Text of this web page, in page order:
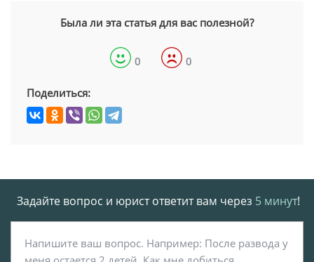
Была ли эта статья для вас полезной?
0 0
Поделиться:
Задайте вопрос и юрист ответит вам через 5 минут!